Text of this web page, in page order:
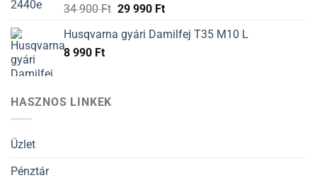
34 900Ft 29 990 Ft
Husqvarna gyári Damilfej T35 M10 L
8 990 Ft
HASZNOS LINKEK
Üzlet
Pénztár